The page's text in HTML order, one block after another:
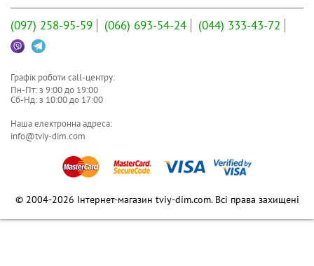
(097) 258-95-59 (066) 693-54-24 (044) 333-43-72
Графік роботи call-центру:
Пн-Пт: з 9:00до 19:00
Сб-Нд: з 10:00до 17:00
Наша електронна адреса:
info@tviy-dim.com
© 2004-2026 Інтернет-магазин tviy-dim.com. Всі права захищені